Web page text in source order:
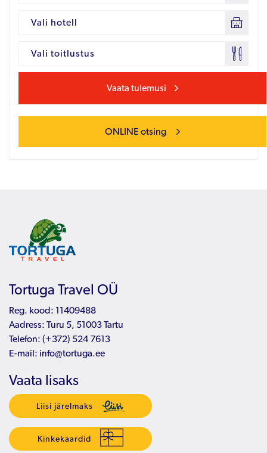
Vali hotell
Vali toitlustus
Vaata tulemusi
ONLINE otsing
Tortuga Travel OÜ
Reg. kood: 11409488
Aadress: Turu 5, 51003 Tartu
Telefon: (+372) 524 7613
E-mail: info@tortuga.ee
Vaata lisaks
Liisi järelmaks
Kinkekaardid